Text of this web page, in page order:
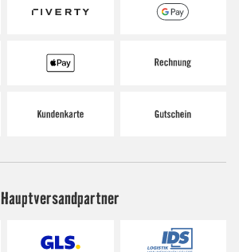
Hauptversandpartner